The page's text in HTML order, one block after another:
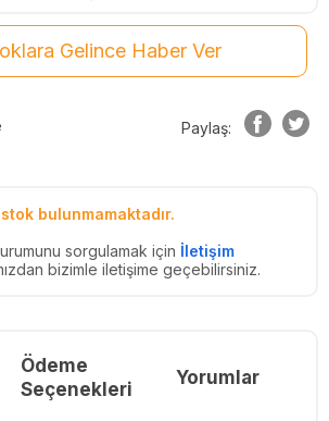
Gelince Haber Ver
Paylaş:
bulunmamaktadır.
sorgulamak için İletişim
bizimle iletişime geçebilirsiniz.
Ödeme
Seçenekleri
Yorumlar